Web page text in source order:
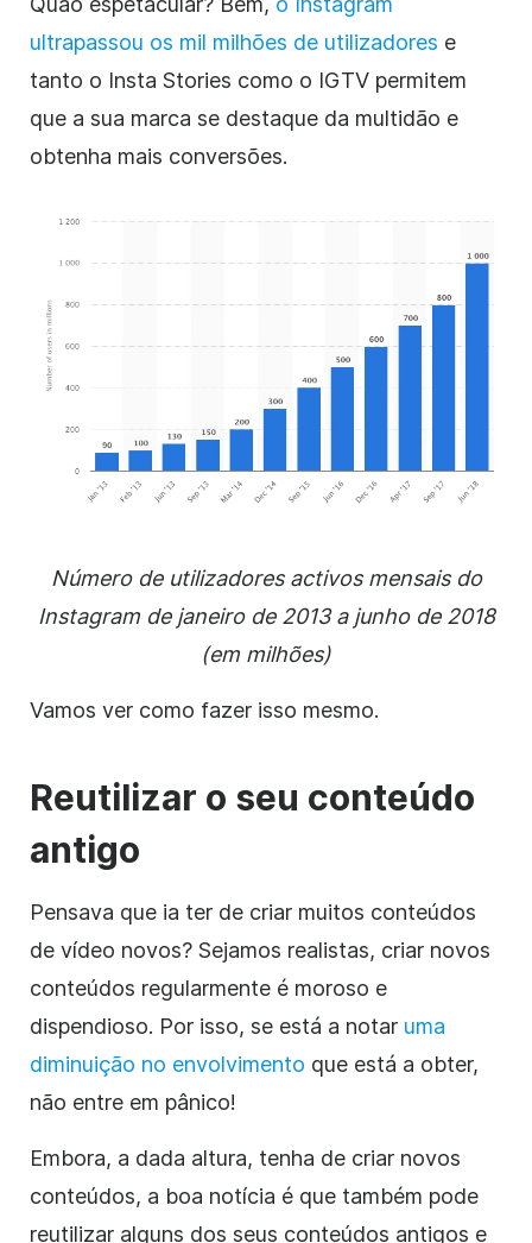
ultrapassou os mil milhões de utilizadores e
tanto o Insta Stories como o IGTV permitem
que a sua marca se destaque da multidão e
obtenha mais conversões.
Número de utilizadores activos mensais do
Instagram de janeiro de 2013 a junho de 2018
(em milhões)
Vamos ver como fazer isso mesmo.
Reutilizar o seu conteúdo
antigo
Pensava que ia ter de criar muitos conteúdos
de vídeo novos? Sejamos realistas, criar novos
conteúdos regularmente é moroso e
dispendioso. Por isso, se está a notar uma
diminuição no envolvimento que está a obter,
não entre em pânico!
Embora, a dada altura, tenha de criar novos
conteúdos, a boa notícia é que também pode
reutilizar alguns dos seus conteúdos antigos e